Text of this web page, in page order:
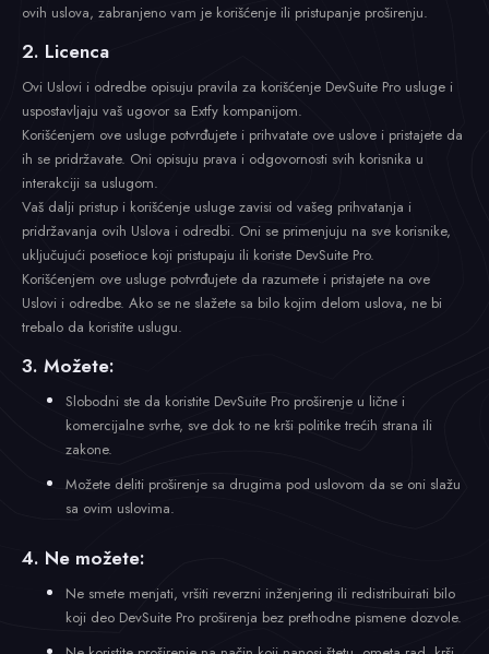
ovih uslova, zabranjeno vam je korišćenje ili pristupanje proširenju.
2. Licenca
Ovi Uslovi i odredbe opisuju pravila za korišćenje DevSuite Pro usluge i
uspostavljaju vaš ugovor sa Extfy kompanijom.
Korišćenjem ove usluge potvrđujete i prihvatate ove uslove i pristajete da
ih se pridržavate. Oni opisuju prava i odgovornosti svih korisnika u
interakciji sa uslugom.
Vaš dalji pristup i korišćenje usluge zavisi od vašeg prihvatanja i
pridržavanja ovih Uslova i odredbi. Oni se primenjuju na sve korisnike,
uključujući posetioce koji pristupaju ili koriste DevSuite Pro.
Korišćenjem ove usluge potvrđujete da razumete i pristajete na ove
Uslovi i odredbe. Ako se ne slažete sa bilo kojim delom uslova, ne bi
trebalo da koristite uslugu.
3. Možete:
Slobodni ste da koristite DevSuite Pro proširenje u lične i
komercijalne svrhe, sve dok to ne krši politike trećih strana ili
zakone.
Možete deliti proširenje sa drugima pod uslovom da se oni slažu
sa ovim uslovima.
4. Ne možete:
Ne smete menjati, vršiti reverzni inženjering ili redistribuirati bilo
koji deo DevSuite Pro proširenja bez prethodne pismene dozvole.